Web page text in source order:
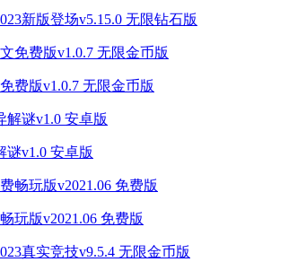
新版登场v5.15.0 无限钻石版
费版v1.0.7 无限金币版
谜v1.0 安卓版
玩版v2021.06 免费版